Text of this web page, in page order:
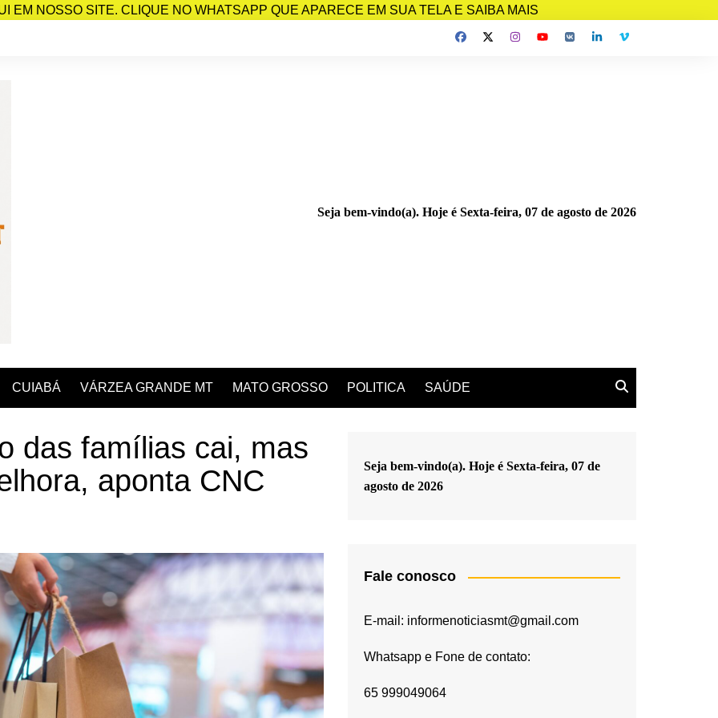
EM NOSSO SITE. CLIQUE NO WHATSAPP QUE APARECE EM SUA TELA E SAIBA MAIS
Seja bem-vindo(a). Hoje é Sexta-feira, 07 de agosto de 2026
CUIABÁ VÁRZEA GRANDE MT MATO GROSSO POLITICA SAÚDE
das famílias cai, mas
aponta CNC
Seja bem-vindo(a). Hoje é Sexta-feira, 07 de
agosto de 2026
Fale conosco
E-mail: informenoticiasmt@gmail.com
Whatsapp e Fone de contato:
65 999049064